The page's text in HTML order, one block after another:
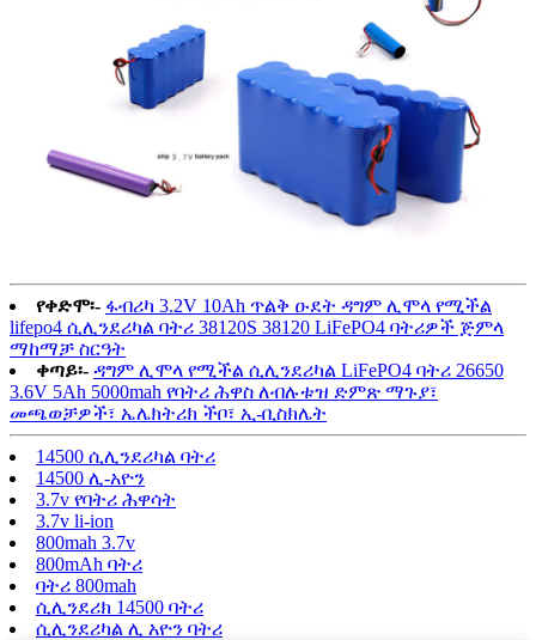
የቀድሞ፡- ፋብሪካ 3.2V 10Ah ጥልቅ ዑደት ዳግም ሊሞላ የሚችል
lifepo4 ሲሊንደሪካል ባትሪ 38120S 38120 LiFePO4 ባትሪዎች ጅምላ
ማከማቻ ስርዓት
ቀጣይ፡- ዳግም ሊሞላ የሚችል ሲሊንደሪካል LiFePO4 ባትሪ 26650
3.6V 5Ah 5000mah የባትሪ ሕዋስ ለብሉቱዝ ድምጽ ማጉያ፣
መጫወቻዎች፣ ኤሌክትሪክ ችቦ፣ ኢ-ቢስክሌት
14500 ሲሊንደሪካል ባትሪ
14500 ሊ-አዮን
3.7v የባትሪ ሕዋሳት
3.7v li-ion
800mah 3.7v
800mAh ባትሪ
ባትሪ 800mah
ሲሊንደሪክ 14500 ባትሪ
ሲሊንደሪካል ሊ አዮን ባትሪ